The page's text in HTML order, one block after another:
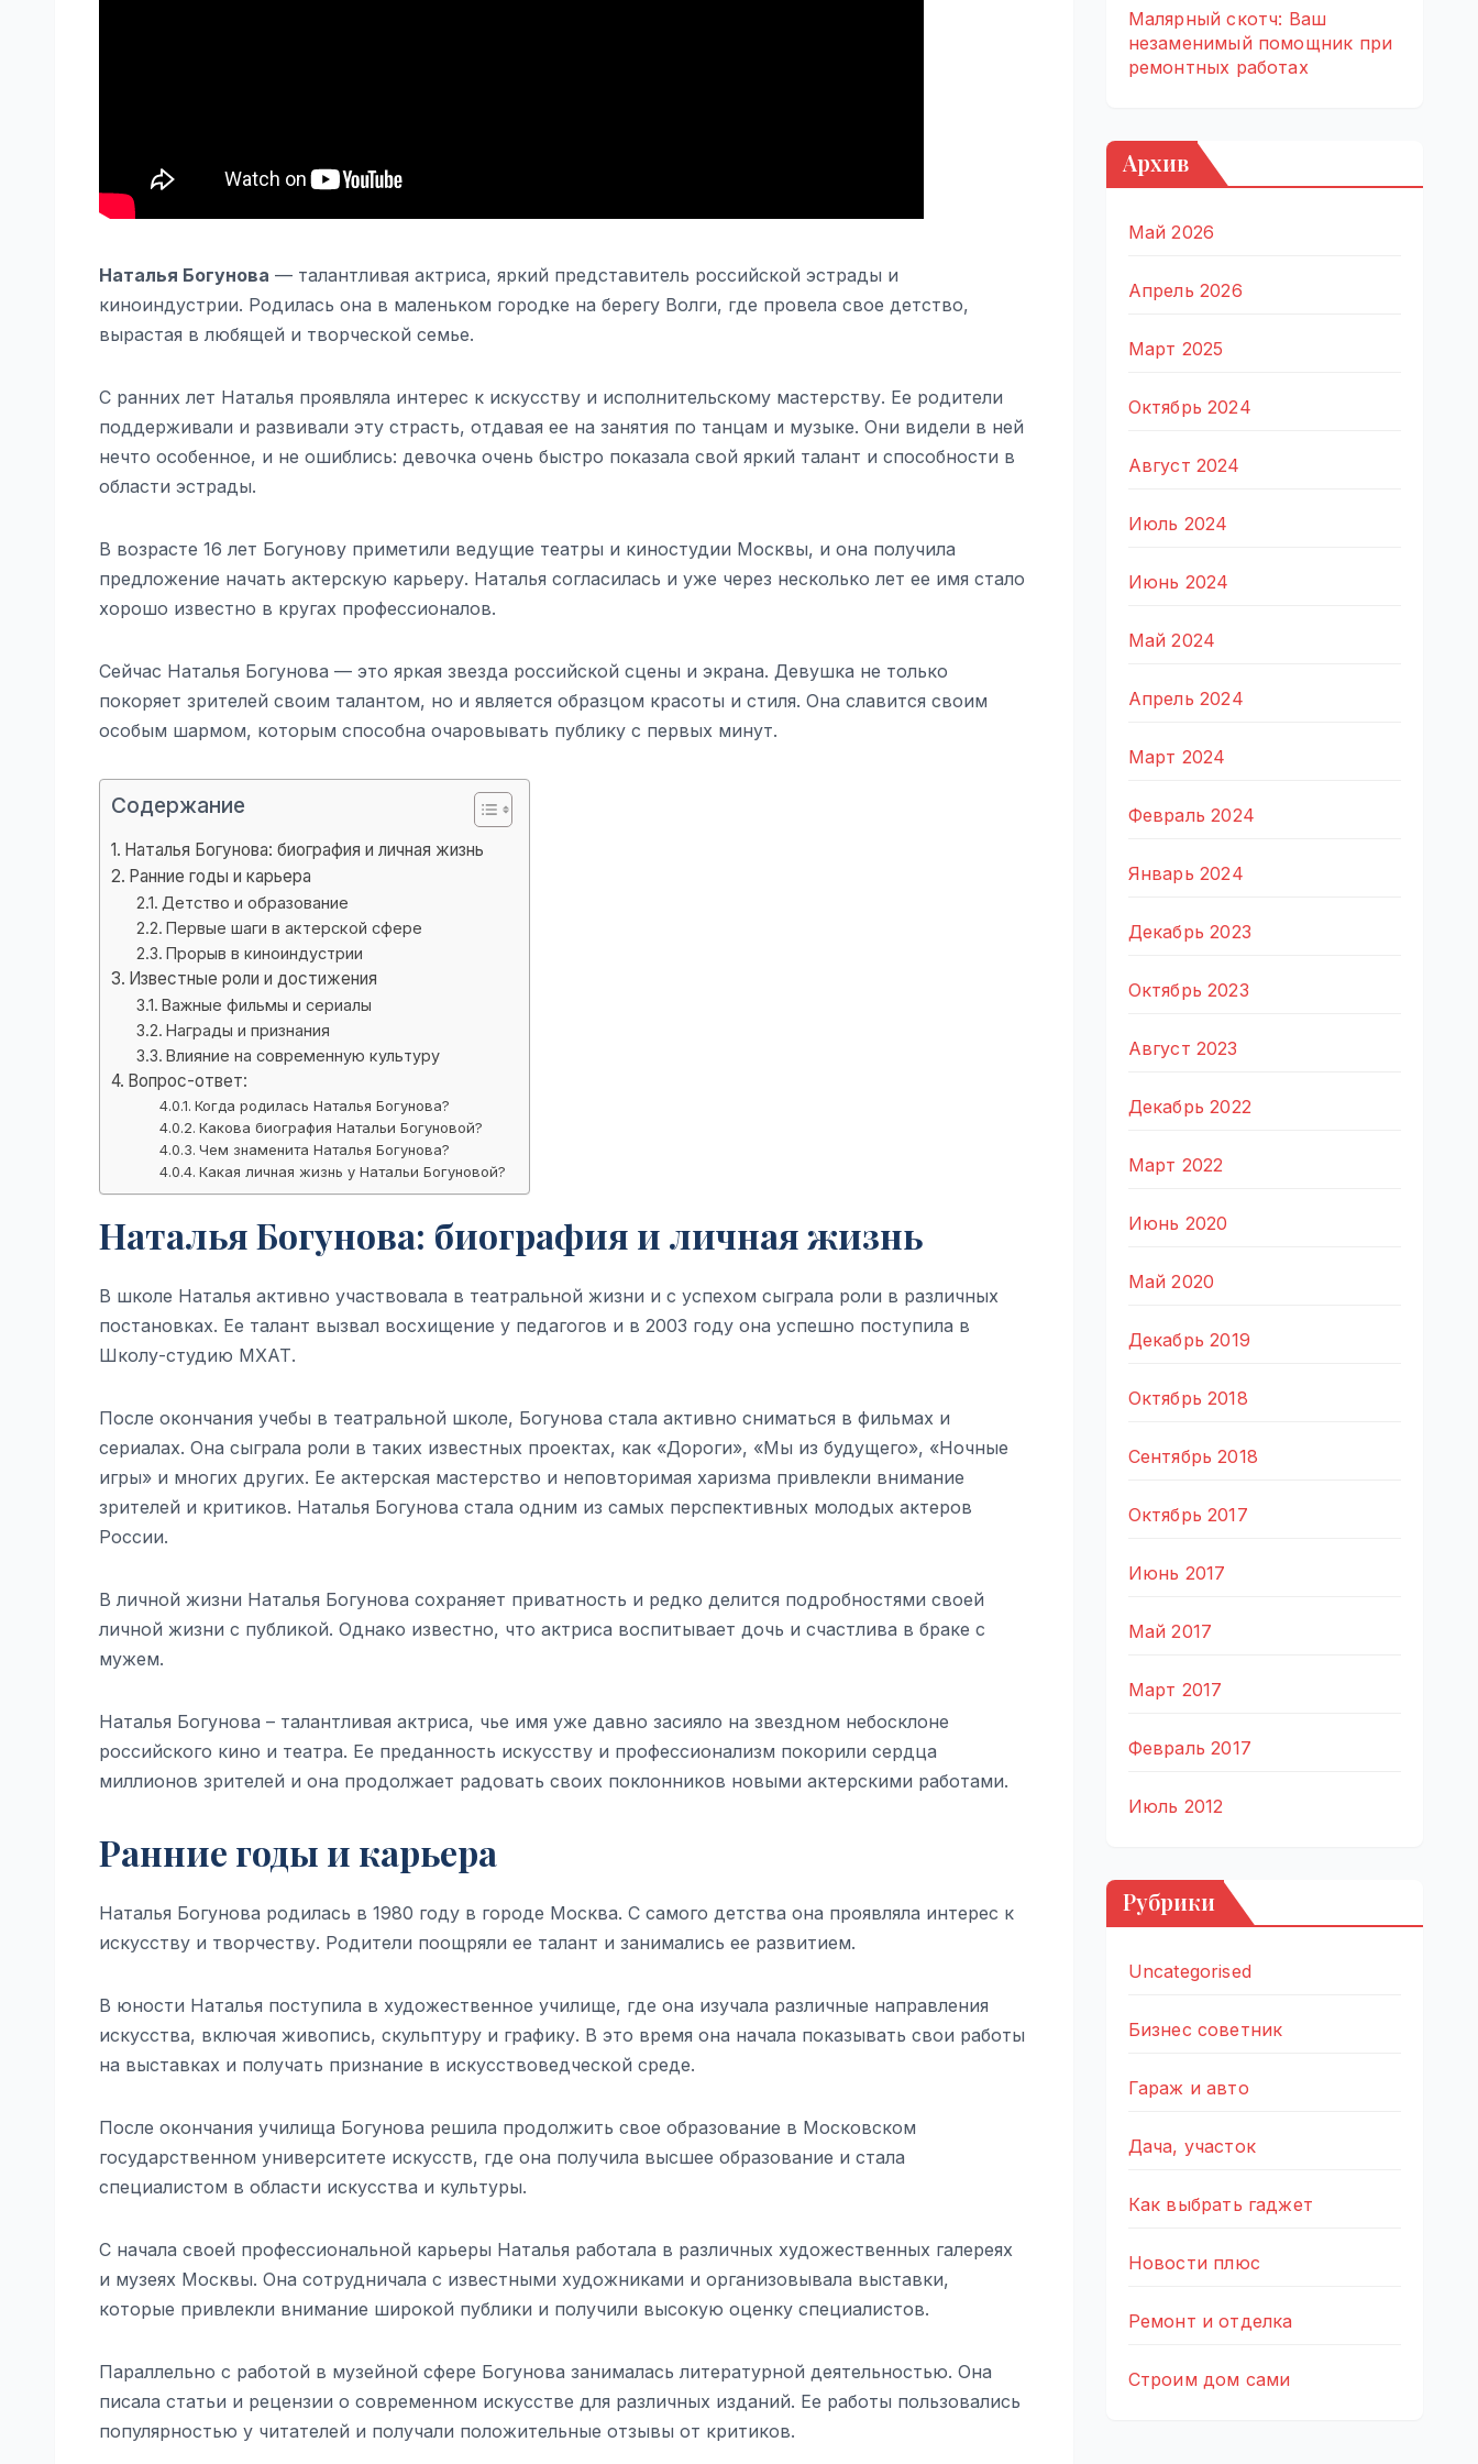
Наталья Богунова — талантливая актриса, яркий представитель российской эстрады и
киноиндустрии. Родилась она в маленьком городке на берегу Волги, где провела свое детство,
вырастая в любящей и творческой семье.
С ранних лет Наталья проявляла интерес к искусству и исполнительскому мастерству. Ее родители
поддерживали и развивали эту страсть, отдавая ее на занятия по танцам и музыке. Они видели в ней
нечто особенное, и не ошиблись: девочка очень быстро показала свой яркий талант и способности в
области эстрады.
В возрасте 16 лет Богунову приметили ведущие театры и киностудии Москвы, и она получила
предложение начать актерскую карьеру. Наталья согласилась и уже через несколько лет ее имя стало
хорошо известно в кругах профессионалов.
Сейчас Наталья Богунова — это яркая звезда российской сцены и экрана. Девушка не только
покоряет зрителей своим талантом, но и является образцом красоты и стиля. Она славится своим
особым шармом, которым способна очаровывать публику с первых минут.
Содержание
Наталья Богунова: биография и личная жизнь
Ранние годы и карьера
Детство и образование
Первые шаги в актерской сфере
Прорыв в киноиндустрии
Известные роли и достижения
Важные фильмы и сериалы
Награды и признания
Влияние на современную культуру
Вопрос-ответ:
Когда родилась Наталья Богунова?
Какова биография Натальи Богуновой?
Чем знаменита Наталья Богунова?
Какая личная жизнь у Натальи Богуновой?
Наталья Богунова: биография и личная жизнь
В школе Наталья активно участвовала в театральной жизни и с успехом сыграла роли в различных
постановках. Ее талант вызвал восхищение у педагогов и в 2003 году она успешно поступила в
Школу-студию МХАТ.
После окончания учебы в театральной школе, Богунова стала активно сниматься в фильмах и
сериалах. Она сыграла роли в таких известных проектах, как «Дороги», «Мы из будущего», «Ночные
игры» и многих других. Ее актерская мастерство и неповторимая харизма привлекли внимание
зрителей и критиков. Наталья Богунова стала одним из самых перспективных молодых актеров
России.
В личной жизни Наталья Богунова сохраняет приватность и редко делится подробностями своей
личной жизни с публикой. Однако известно, что актриса воспитывает дочь и счастлива в браке с
мужем.
Наталья Богунова – талантливая актриса, чье имя уже давно засияло на звездном небосклоне
российского кино и театра. Ее преданность искусству и профессионализм покорили сердца
миллионов зрителей и она продолжает радовать своих поклонников новыми актерскими работами.
Ранние годы и карьера
Наталья Богунова родилась в 1980 году в городе Москва. С самого детства она проявляла интерес к
искусству и творчеству. Родители поощряли ее талант и занимались ее развитием.
В юности Наталья поступила в художественное училище, где она изучала различные направления
искусства, включая живопись, скульптуру и графику. В это время она начала показывать свои работы
на выставках и получать признание в искусствоведческой среде.
После окончания училища Богунова решила продолжить свое образование в Московском
государственном университете искусств, где она получила высшее образование и стала
специалистом в области искусства и культуры.
С начала своей профессиональной карьеры Наталья работала в различных художественных галереях
и музеях Москвы. Она сотрудничала с известными художниками и организовывала выставки,
которые привлекли внимание широкой публики и получили высокую оценку специалистов.
Параллельно с работой в музейной сфере Богунова занималась литературной деятельностью. Она
писала статьи и рецензии о современном искусстве для различных изданий. Ее работы пользовались
популярностью у читателей и получали положительные отзывы от критиков.
Малярный скотч: Ваш
незаменимый помощник при
ремонтных работах
Архив
Май 2026
Апрель 2026
Март 2025
Октябрь 2024
Август 2024
Июль 2024
Июнь 2024
Май 2024
Апрель 2024
Март 2024
Февраль 2024
Январь 2024
Декабрь 2023
Октябрь 2023
Август 2023
Декабрь 2022
Март 2022
Июнь 2020
Май 2020
Декабрь 2019
Октябрь 2018
Сентябрь 2018
Октябрь 2017
Июнь 2017
Май 2017
Март 2017
Февраль 2017
Июль 2012
Рубрики
Uncategorised
Бизнес советник
Гараж и авто
Дача, участок
Как выбрать гаджет
Новости плюс
Ремонт и отделка
Строим дом сами